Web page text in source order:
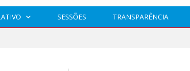
SESSÕES TRANSPARÊNCIA